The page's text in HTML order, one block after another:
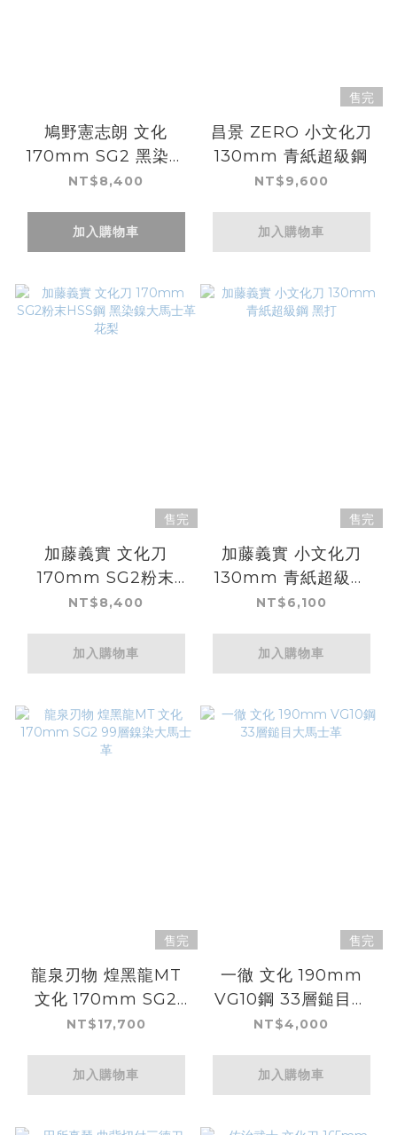
鳩野憲志朗 文化
170mm SG2 黑染大
馬士革
NT$8,400
加入購物車
售完
昌景 ZERO 小文化刀
130mm 青紙超級鋼
NT$9,600
加入購物車
售完
加藤義實 文化刀
170mm SG2粉末
HSS鋼 黑染鎳大馬士
NT$8,400
加入購物車
售完
加藤義實 小文化刀
130mm 青紙超級鋼
黑打
NT$6,100
加入購物車
售完
龍泉刃物 煌黑龍MT
文化 170mm SG2
99層鎳染大馬士革
NT$17,700
加入購物車
售完
一徹 文化 190mm
VG10鋼 33層鎚目大
馬士革
NT$4,000
加入購物車